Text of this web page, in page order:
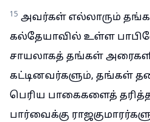
15 அவர்கள் எல்லாரும்
கல்தேயாவில் உள்ள
சாயலாகத் தங்கள்
கட்டினவர்களும், தங்கள்
பெரிய பாகைகளைத்
பார்வைக்கு